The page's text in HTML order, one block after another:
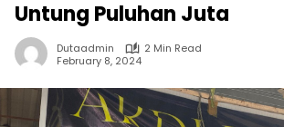
Untung Puluhan Juta
Dutaadmin
2 Min Read
February 8, 2024